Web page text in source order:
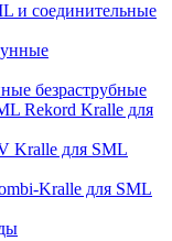
и соединительные
безраструбные
Rekord Kralle для
Kralle для SML
Kralle для SML